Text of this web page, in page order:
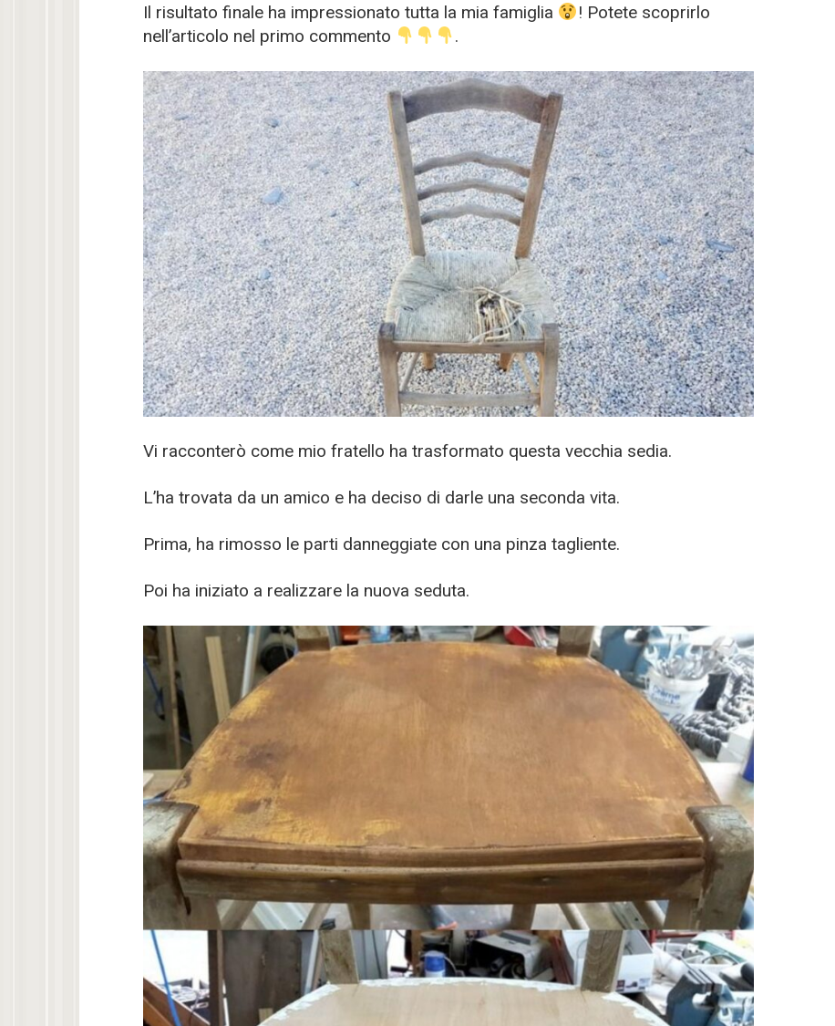
Il risultato finale ha impressionato tutta la mia famiglia
! Potete scoprirlo
nell’articolo nel primo commento
.
Vi racconterò come mio fratello ha trasformato questa vecchia sedia.
L’ha trovata da un amico e ha deciso di darle una seconda vita.
Prima, ha rimosso le parti danneggiate con una pinza tagliente.
Poi ha iniziato a realizzare la nuova seduta.